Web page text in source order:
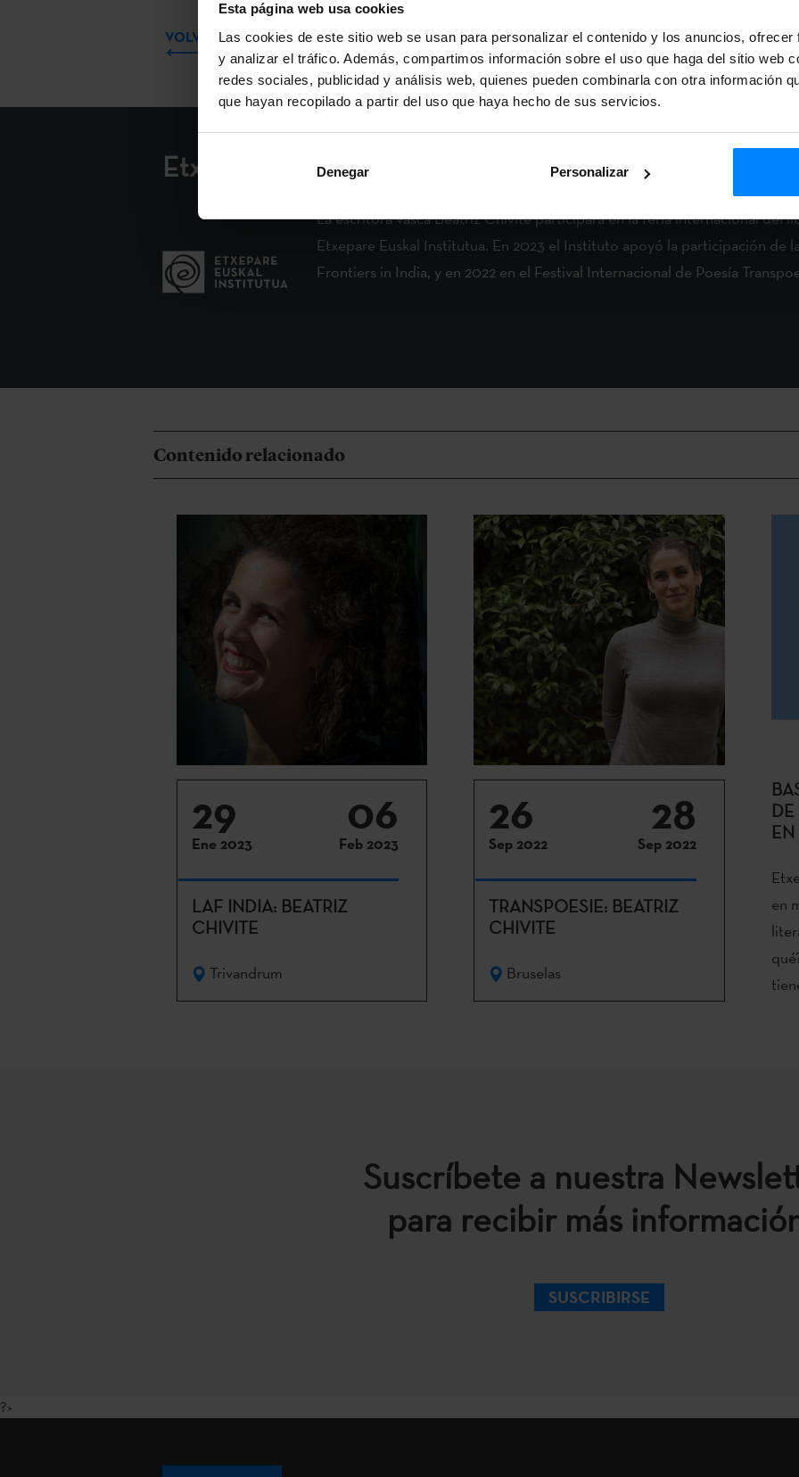
Esta página web usa cookies
Las cookies de este sitio web se usan para personalizar el contenido y los anuncios,
y analizar el tráfico. Además, compartimos información sobre el uso que haga del sitio web
redes sociales, publicidad y análisis web, quienes pueden combinarla con otra información
que hayan recopilado a partir del uso que haya hecho de sus servicios.
Denegar Personalizar
VOLVER
Etxepare Euskal Institutua y la creadora
La escritora vasca Beatriz Chivite participará en la feria internacional del
Etxepare Euskal Institutua. En 2023 el Instituto apoyó la participación de
Frontiers in India, y en 2022 en el Festival Internacional de Poesía
Contenido relacionado
29
Ene 2023
06
Feb 2023
LAF INDIA: BEATRIZ
CHIVITE
Trivandrum
26
Sep 2022
28
Sep 2022
TRANSPOESIE: BEATRIZ
CHIVITE
Bruselas
en
Suscríbete a nuestra
para recibir más
SUSCRIBIRSE
?>